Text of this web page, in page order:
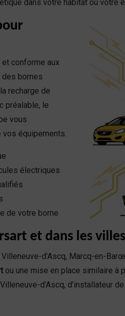
dans votre habitat ou votre
conforme aux
des bornes
recharge de
préalable, le
vous
vos équipements.
électriques
de votre borne
et dans les
d’Ascq, Marcq-en-
ou une mise en place similaire à
d’Ascq, d’installateur